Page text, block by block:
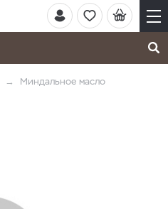
Миндальное масло